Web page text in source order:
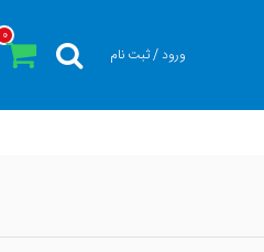
ورود / ثبت نام
0